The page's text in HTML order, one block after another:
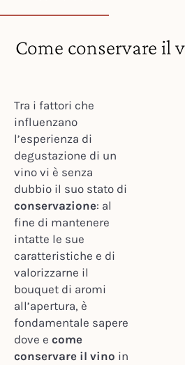
Come conservare il
Tra i fattori che
influenzano
l’esperienza di
degustazione di un
vino vi è senza
dubbio il suo stato di
conservazione: al
fine di mantenere
intatte le sue
caratteristiche e di
valorizzarne il
bouquet di aromi
all’apertura, è
fondamentale sapere
dove e come
conservare il vino in